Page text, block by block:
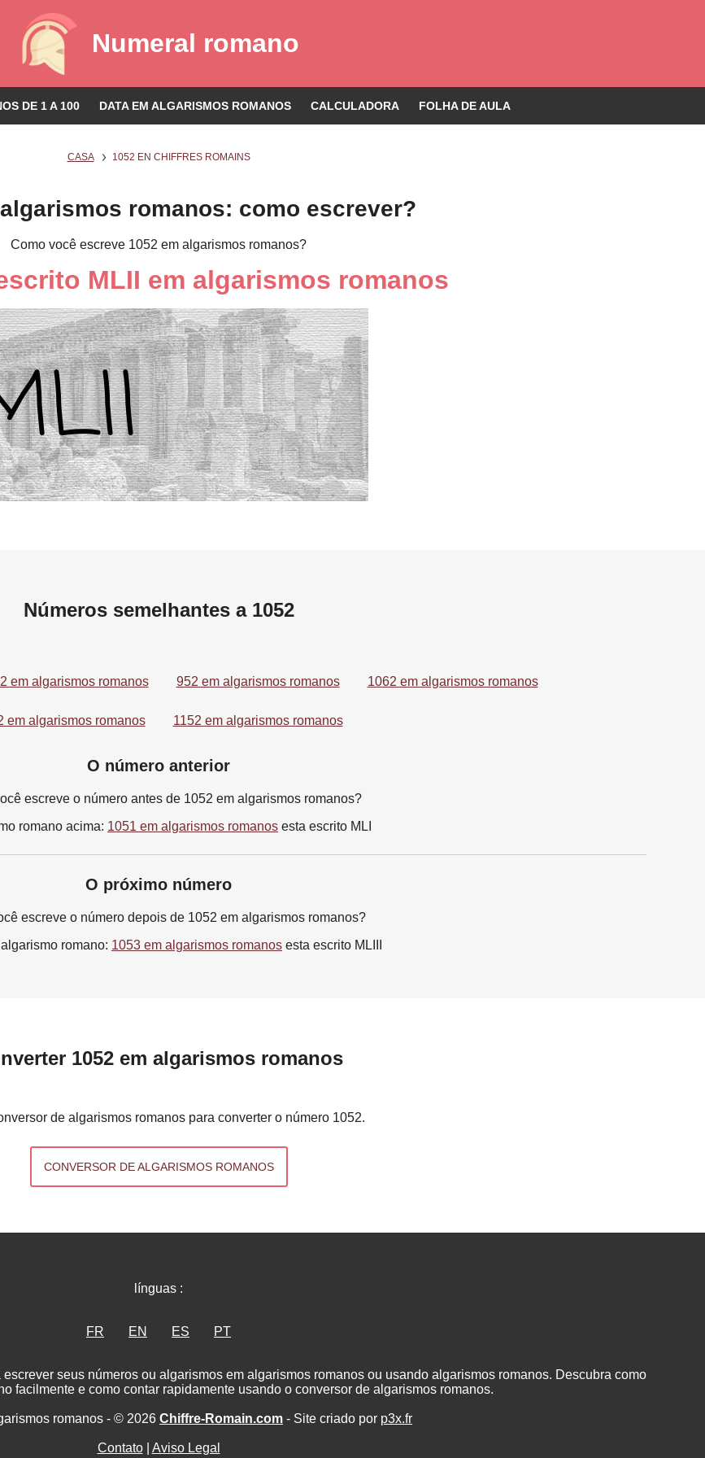
Numeral romano
DE 1 A 100 DATA EM ALGARISMOS ROMANOS CALCULADORA FOLHA DE AULA
CASA 1052 EN CHIFFRES ROMAINS
romanos: como escrever?
Como você escreve 1052 em algarismos romanos?
MLII em algarismos romanos
Números semelhantes a 1052
em algarismos romanos 952 em algarismos romanos 1062 em algarismos romanos
em algarismos romanos 1152 em algarismos romanos
O número anterior
escreve o número antes de 1052 em algarismos romanos?
romano acima: 1051 em algarismos romanos esta escrito MLI
O próximo número
escreve o número depois de 1052 em algarismos romanos?
romano: 1053 em algarismos romanos esta escrito MLIII
1052 em algarismos romanos
de algarismos romanos para converter o número 1052.
CONVERSOR DE ALGARISMOS ROMANOS
línguas :
FR EN ES PT
seus números ou algarismos em algarismos romanos ou usando algarismos romanos. Descubra como
facilmente e como contar rapidamente usando o conversor de algarismos romanos.
romanos - © 2026 Chiffre-Romain.com - Site criado por p3x.fr
Contato| Aviso Legal